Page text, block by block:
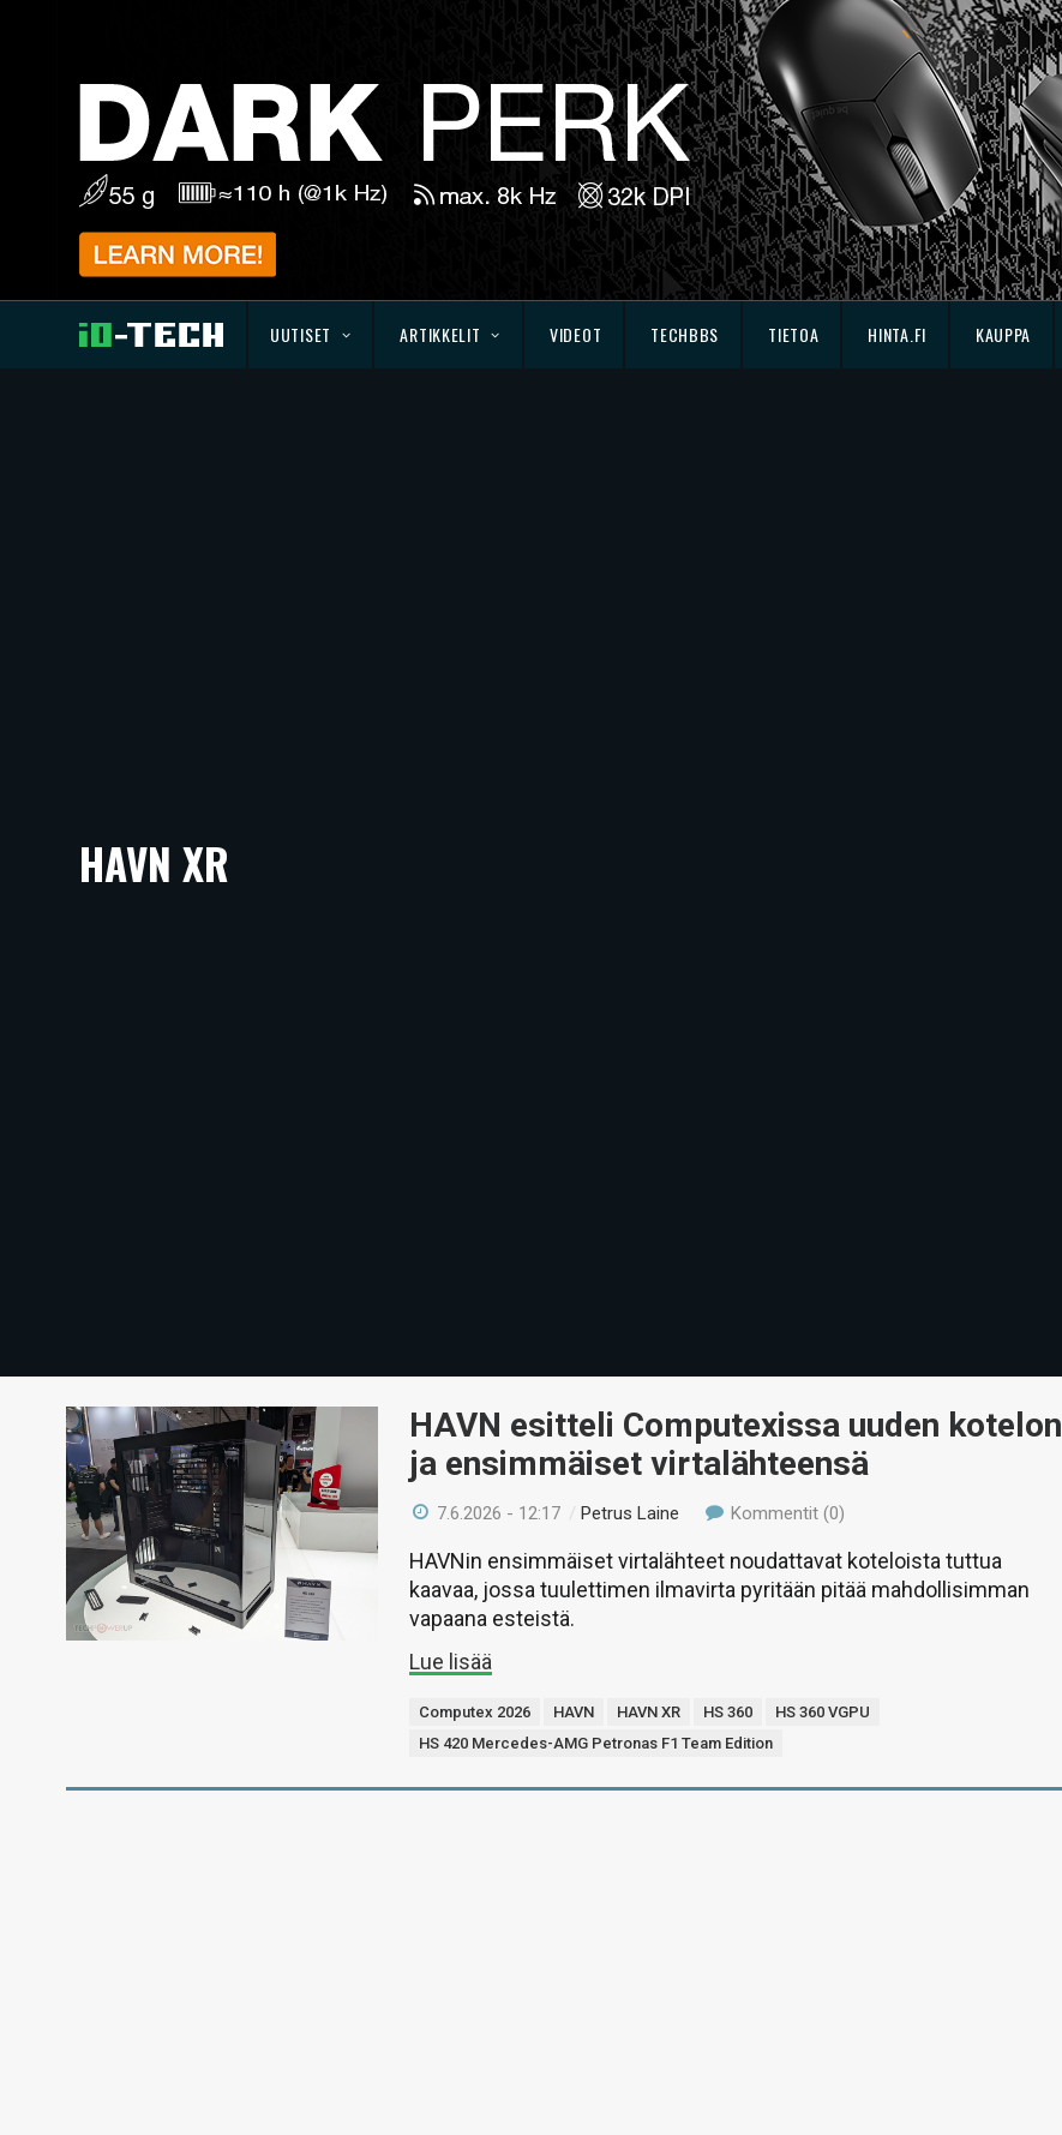
UUTISET ARTIKKELIT VIDEOT TECHBBS TIETOA HINTA.FI KAUPPA
HAVN XR
HAVN esitteli Computexissa uuden kotelon
ja ensimmäiset virtalähteensä
7.6.2026 - 12:17 /Petrus Laine Kommentit (0)
HAVNin ensimmäiset virtalähteet noudattavat koteloista tuttua
kaavaa, jossa tuulettimen ilmavirta pyritään pitää mahdollisimman
vapaana esteistä.
Lue lisää
Computex 2026 HAVN HAVN XR HS 360
HS 360 VGPU
HS 420 Mercedes-AMG Petronas F1 Team Edition